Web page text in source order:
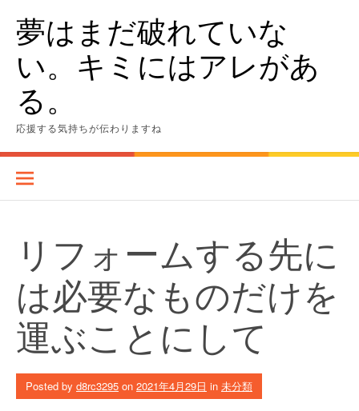
content夢はまだ破れていな
い。キミにはアレがあ
る。
応援する気持ちが伝わりますね
リフォームする先に
は必要なものだけを
運ぶことにして
Posted by d8rc3295 on 2021年4月29日 in 未分類